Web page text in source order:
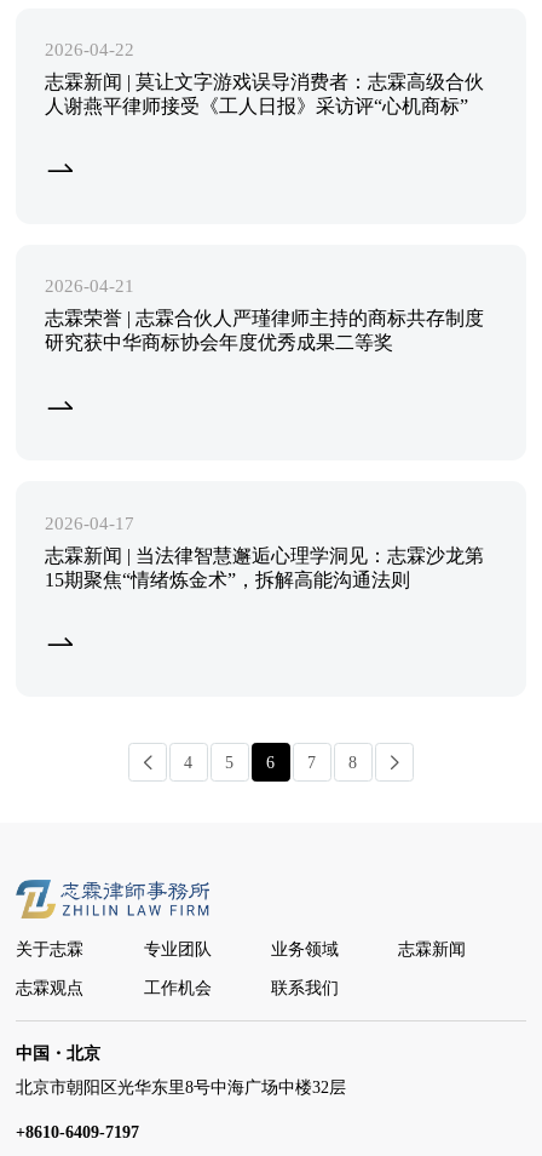
2026-04-22
志霖新闻 | 莫让文字游戏误导消费者：志霖高级合伙
人谢燕平律师接受《工人日报》采访评“心机商标”
2026-04-21
志霖荣誉 | 志霖合伙人严瑾律师主持的商标共存制度
研究获中华商标协会年度优秀成果二等奖
2026-04-17
志霖新闻 | 当法律智慧邂逅心理学洞见：志霖沙龙第
15期聚焦“情绪炼金术”，拆解高能沟通法则
4 5 6 7 8
关于志霖 专业团队 业务领域 志霖新闻
志霖观点 工作机会 联系我们
中国・北京
北京市朝阳区光华东里8号中海广场中楼32层
+8610-6409-7197